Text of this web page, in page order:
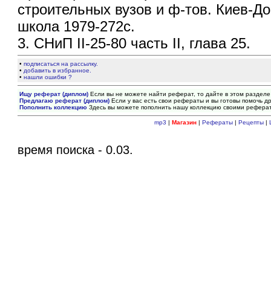
строительных вузов и ф-тов. Киев-
школа 1979-272с.
3. СНиП II-25-80 часть II, глава 25.
•подписаться на рассылку.
• добавить в избранное.
•нашли ошибки ?
Ищу реферат (диплом) Если вы не можете найти реферат, то дайте в этом
Предлагаю реферат (диплом) Если у вас есть свои рефераты и вы готовы помочь
Пополнить коллекцию Здесь вы можете пополнить нашу коллекцию своими
mp3 | Магазин| Рефераты| Рецепты|
время поиска - 0.03.